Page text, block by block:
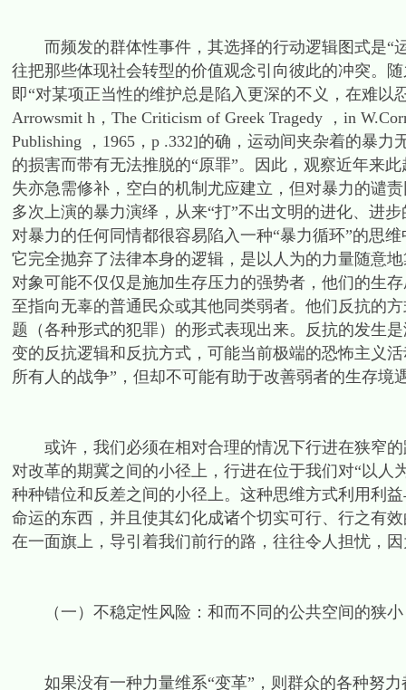
而频发的群体性事件，其选择的行动逻辑图式是“
往把那些体现社会转型的价值观念引向彼此的冲突。
即“对某项正当性的维护总是陷入更深的不义，在难
Arrowsmit h，The Criticism of Greek Tragedy ，in
Publishing ，1965，p .332]的确，运动间夹杂着的暴
的损害而带有无法推脱的“原罪”。因此，观察近年来
失亦急需修补，空白的机制尤应建立，但对暴力的谴
多次上演的暴力演绎，从来“打”不出文明的进化、进
对暴力的任何同情都很容易陷入一种“暴力循环”的思
它完全抛弃了法律本身的逻辑，是以人为的力量随意
对象可能不仅仅是施加生存压力的强势者，他们的生
至指向无辜的普通民众或其他同类弱者。他们反抗的
题（各种形式的犯罪）的形式表现出来。反抗的发生
变的反抗逻辑和反抗方式，可能当前极端的恐怖主义
所有人的战争”，但却不可能有助于改善弱者的生存境
或许，我们必须在相对合理的情况下行进在狭窄的
对改革的期冀之间的小径上，行进在位于我们对“以人
种种错位和反差之间的小径上。这种思维方式利用利
命运的东西，并且使其幻化成诸个切实可行、行之有
在一面旗上，导引着我们前行的路，往往令人担忧，
（一）不稳定性风险：和而不同的公共空间的狭小
如果没有一种力量维系“变革”，则群众的各种努力